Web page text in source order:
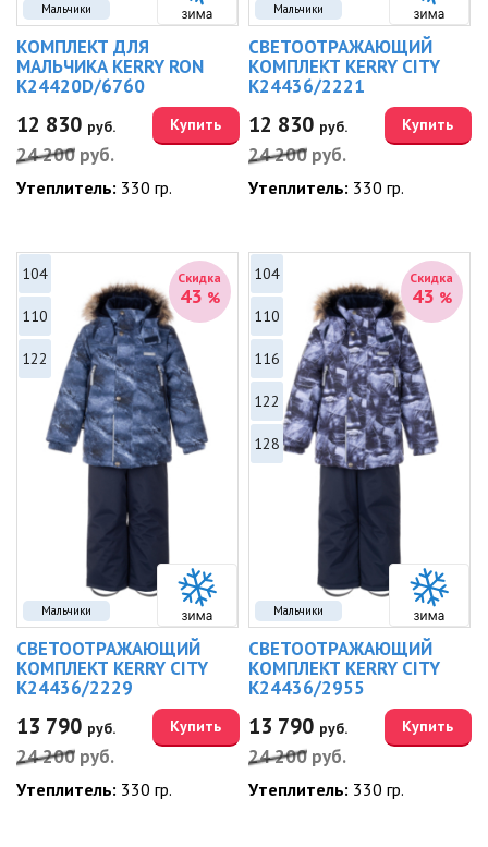
Мальчики
КОМПЛЕКТ ДЛЯ
МАЛЬЧИКА KERRY RON
K24420D/6760
12 830 руб.
24 200 руб.
Купить
Утеплитель: 330 гр.
Мальчики
СВЕТООТРАЖАЮЩИЙ
КОМПЛЕКТ KERRY CITY
K24436/2221
12 830 руб.
24 200 руб.
Купить
Утеплитель: 330 гр.
Мальчики
Скидка
43 %
104
110
122
СВЕТООТРАЖАЮЩИЙ
КОМПЛЕКТ KERRY CITY
K24436/2229
13 790 руб.
24 200 руб.
Купить
Утеплитель: 330 гр.
Мальчики
Скидка
43 %
104
110
116
122
128
СВЕТООТРАЖАЮЩИЙ
КОМПЛЕКТ KERRY CITY
K24436/2955
13 790 руб.
24 200 руб.
Купить
Утеплитель: 330 гр.